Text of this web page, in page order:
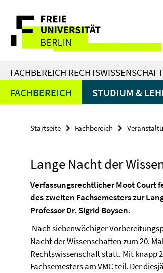
direkt
Inhalt
Service-
Navigation
FACHBEREICH RECHTSWISSENSCHAFT
FACHBEREICH STUDIUM &
Startseite Fachbereich
Lange Nacht der
Verfassungsrechtlicher Moot Court
des zweiten Fachsemesters zur
Professor Dr. Sigrid Boysen.
Nach siebenwöchiger
Nacht der Wissenschaften zum 20.
Rechtswissenschaft statt. Mit knapp
Fachsemesters am VMC teil. Der